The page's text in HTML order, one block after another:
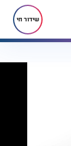
שידור חי
הצלחה?